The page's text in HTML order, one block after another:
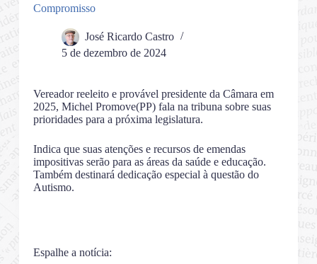
Compromisso
José Ricardo Castro
5 de dezembro de 2024
Vereador reeleito e provável presidente da Câmara em
2025, Michel Promove(PP) fala na tribuna sobre suas
prioridades para a próxima legislatura.
Indica que suas atenções e recursos de emendas
impositivas serão para as áreas da saúde e educação.
Também destinará dedicação especial à questão do
Autismo.
Espalhe a notícia: